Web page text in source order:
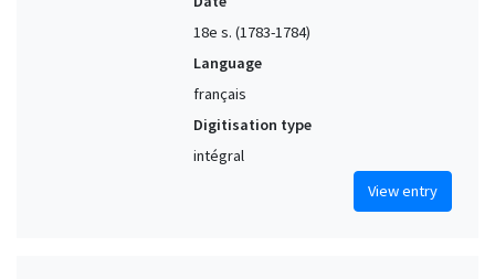
18e s. (1783-1784)
Language
français
Digitisation type
intégral
View entry